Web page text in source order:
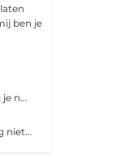
ben je
Weet je niet goed welk huidtype je hebt en welke verzorging je nodig hebt? Dan is de kennismakingsverzorging perfect voor je! We bekijken samen welk huidtype je hebt en passen de gelaatsverzorging aan je huidtype aan. Hier is een gelaatsverzorging op maat inbegrepen.
Is een gelaatsmasker, gelaatsmassage en totale ontspanning niet echt wat je zoekt, maar wil je vooral een grondige reiniging van je huid en af van je onzuiverheden? Dan is de express verzorging iets voor jou! Bij deze kortere verzorging werken we dan ook niet op bijkomstige huiduitdagingen, maar echt op de grondige reiniging van je huid.